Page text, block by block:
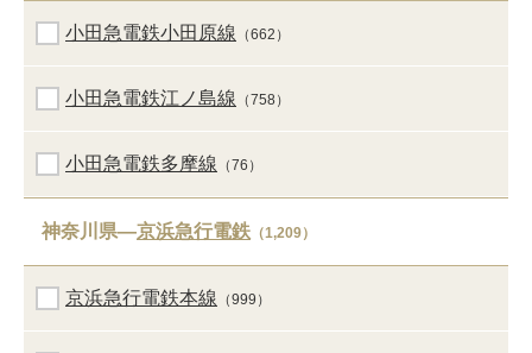
小田急電鉄小田原線 （662）
小田急電鉄江ノ島線 （758）
小田急電鉄多摩線 （76）
神奈川県―京浜急行電鉄 （1,209）
京浜急行電鉄本線 （999）